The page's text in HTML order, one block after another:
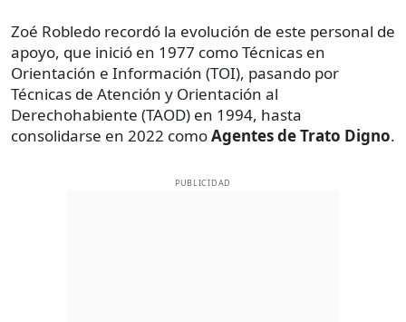
Zoé Robledo recordó la evolución de este personal de
apoyo, que inició en 1977 como Técnicas en
Orientación e Información (TOI), pasando por
Técnicas de Atención y Orientación al
Derechohabiente (TAOD) en 1994, hasta
consolidarse en 2022 comoAgentes de Trato Digno.
PUBLICIDAD